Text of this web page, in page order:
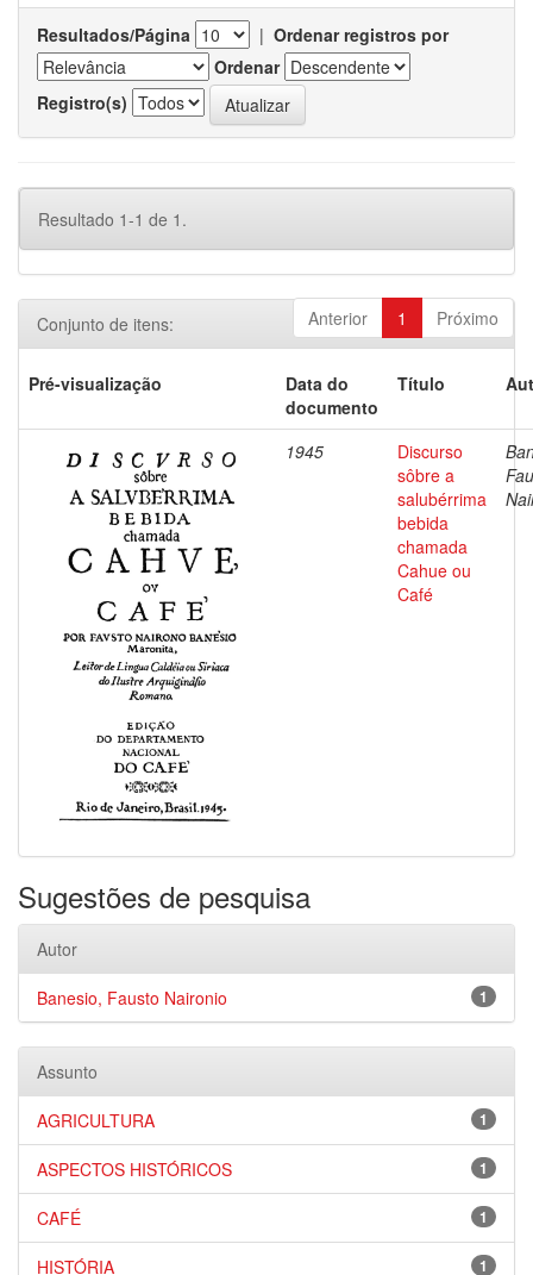
Resultados/Página | Ordenar registros por
Ordenar
Registro(s)
Resultado 1-1 de 1.
Anterior 1 Próximo
Conjunto de itens:
Pré-visualização
Data do
documento
Título
1945
Discurso
sôbre a
salubérrima
bebida
chamada
Cahue ou
Café
Sugestões de pesquisa
Autor
1
Banesio, Fausto Naironio
Assunto
1
AGRICULTURA
1
ASPECTOS HISTÓRICOS
1
CAFÉ
1
HISTÓRIA